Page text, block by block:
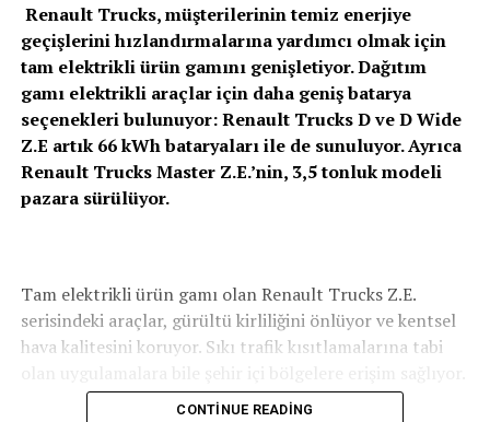
Renault Trucks, müşterilerinin temiz enerjiye
geçişlerini hızlandırmalarına yardımcı olmak için
tam elektrikli ürün gamını genişletiyor. Dağıtım
gamı elektrikli araçlar için daha geniş batarya
seçenekleri bulunuyor: Renault Trucks D ve D Wide
Z.E artık 66 kWh bataryaları ile de sunuluyor. Ayrıca
Renault Trucks Master Z.E.’nin, 3,5 tonluk modeli
pazara sürülüyor.
Tam elektrikli ürün gamı olan Renault Trucks Z.E.
serisindeki araçlar, gürültü kirliliğini önlüyor ve kentsel
hava kalitesini koruyor. Sıkı trafik kısıtlamalarına tabi
CONTINUE READING